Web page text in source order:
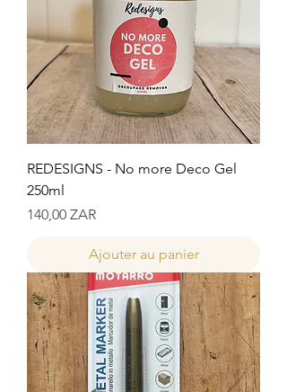
REDESIGNS - No more Deco Gel
250ml
Prix
140,00 ZAR
Ajouter au panier